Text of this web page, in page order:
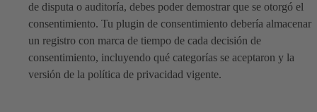
de disputa o auditoría, debes poder demostrar que se otorgó el
consentimiento. Tu plugin de consentimiento debería almacenar
un registro con marca de tiempo de cada decisión de
consentimiento, incluyendo qué categorías se aceptaron y la
versión de la política de privacidad vigente.